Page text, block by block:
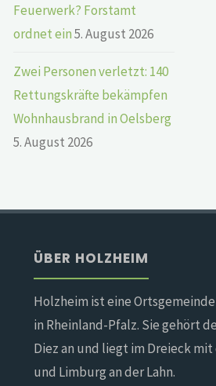
Feuerwerk? Forstamt
ordnet ein5. August 2026
Zwei Personen verletzt: 140
Rettungskräfte bekämpfen
Wohnhausbrand in Oelsberg
5. August 2026
ÜBER HOLZHEIM
Holzheim ist eine
in Rheinland-Pfalz. Sie gehört
Diez an und liegt im Dreieck
und Limburg an der Lahn.